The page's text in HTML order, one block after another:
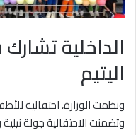
الداخلية
اليتيم
ونظمت الوزارة، احتفالية
وتضمنت الاحتفالية جولة